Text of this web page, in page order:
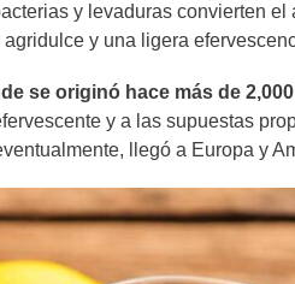
y levaduras convierten
y una ligera
se originó hace más de
y a las supuestas
llegó a Europa y